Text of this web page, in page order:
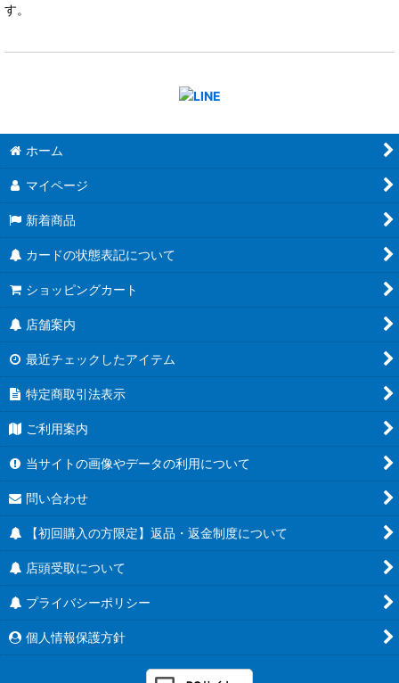
す。
ホーム
マイページ
新着商品
カードの状態表記について
ショッピングカート
店舗案内
最近チェックしたアイテム
特定商取引法表示
ご利用案内
当サイトの画像やデータの利用について
問い合わせ
【初回購入の方限定】返品・返金制度について
店頭受取について
プライバシーポリシー
個人情報保護方針